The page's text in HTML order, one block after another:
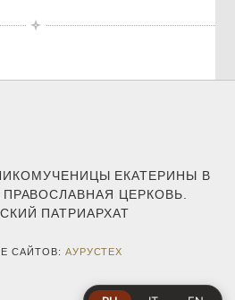
ЕКАТЕРИНЫ В
ЦЕРКОВЬ.
ПАТРИАРХАТ
САЙТОВ: АУРУСТЕХ